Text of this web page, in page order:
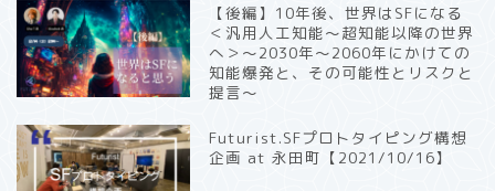
【後編】10年後、世界はSFになる
＜汎用人工知能〜超知能以降の世界
へ＞〜2030年〜2060年にかけての
知能爆発と、その可能性とリスクと
提言〜
Futurist.SFプロトタイピング構想
企画 at 永田町【2021/10/16】